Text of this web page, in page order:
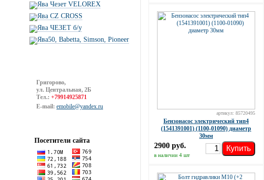
Ява Чезет VELOREX
Ява CZ CROSS
Ява ЧЕЗЕТ б/у
Ява50, Babetta, Simson, Pioneer
Григорово,
ул. Центральная, 2Б
Тел.: +79914925871
E-mail: emobile@yandex.ru
Посетители сайта
артикул: 85720495
Бензонасос электрический тип4
(1541391001) (1100-01090) диаметр
30мм
2900 руб.
в наличии 4 шт
Купить